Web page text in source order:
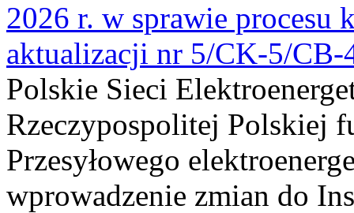
2026 r. w sprawie
aktualizacji nr 5/CK-5/CB-
Polskie Sieci
Rzeczypospolitej Polskiej
Przesyłowego
wprowadzenie zmian do